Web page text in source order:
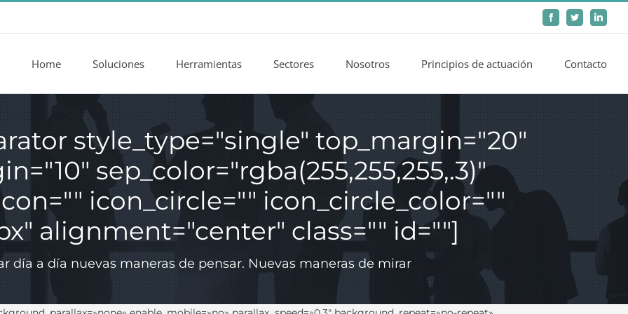
FacebookTwitterLinkedIn
Home Soluciones Herramientas Sectores Nosotros Principios de actuación Contacto
style_type="single" top_margin="20"
sep_color="rgba(255,255,255,.3)"
icon_circle="" icon_circle_color=""
alignment="center" class="" id=""]
día a día nuevas maneras de pensar. Nuevas maneras de mirar